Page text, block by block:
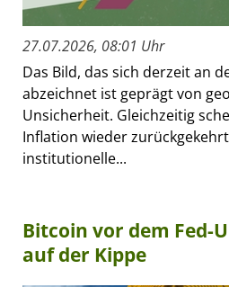
27.07.2026, 08:01 Uhr
Das Bild, das sich derzeit an
abzeichnet ist geprägt von
Unsicherheit. Gleichzeitig
Inflation wieder
institutionelle...
Bitcoin vor dem Fed-
auf der Kippe